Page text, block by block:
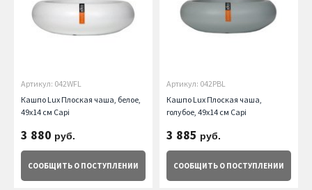
Артикул: 042WFL
Кашпо Lux Плоская чаша, белое,
49х14 см Capi
3 880 руб.
СООБЩИТЬ О ПОСТУПЛЕНИИ
Артикул: 042PBL
Кашпо Lux Плоская чаша,
голубое, 49х14 см Capi
3 885 руб.
СООБЩИТЬ О ПОСТУПЛЕНИИ